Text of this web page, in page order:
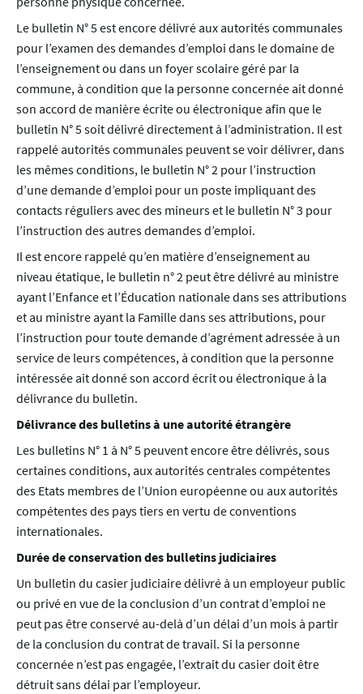
Le bulletin N° 5 est encore délivré aux autorités communales
pour l’examen des demandes d’emploi dans le domaine de
l’enseignement ou dans un foyer scolaire géré par la
commune, à condition que la personne concernée ait donné
son accord de manière écrite ou électronique afin que le
bulletin N° 5 soit délivré directement à l’administration. Il est
rappelé autorités communales peuvent se voir délivrer, dans
les mêmes conditions, le bulletin N° 2 pour l’instruction
d’une demande d’emploi pour un poste impliquant des
contacts réguliers avec des mineurs et le bulletin N° 3 pour
l’instruction des autres demandes d’emploi.
Il est encore rappelé qu’en matière d’enseignement au
niveau étatique, le bulletin n° 2 peut être délivré au ministre
ayant l’Enfance et l’Éducation nationale dans ses attributions
et au ministre ayant la Famille dans ses attributions, pour
l’instruction pour toute demande d’agrément adressée à un
service de leurs compétences, à condition que la personne
intéressée ait donné son accord écrit ou électronique à la
délivrance du bulletin.
Délivrance des bulletins à une autorité étrangère
Les bulletins N° 1 à N° 5 peuvent encore être délivrés, sous
certaines conditions, aux autorités centrales compétentes
des Etats membres de l’Union européenne ou aux autorités
compétentes des pays tiers en vertu de conventions
internationales.
Durée de conservation des bulletins judiciaires
Un bulletin du casier judiciaire délivré à un employeur public
ou privé en vue de la conclusion d’un contrat d’emploi ne
peut pas être conservé au-delà d’un délai d’un mois à partir
de la conclusion du contrat de travail. Si la personne
concernée n’est pas engagée, l’extrait du casier doit être
détruit sans délai par l’employeur.